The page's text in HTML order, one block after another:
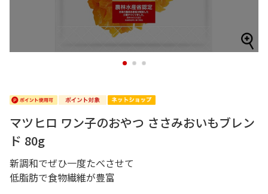
1 2 3
マツヒロ ワン子のおやつ ささみおいもブレン
ド 80g
新調和でぜひ一度たべさせて
低脂肪で食物繊維が豊富